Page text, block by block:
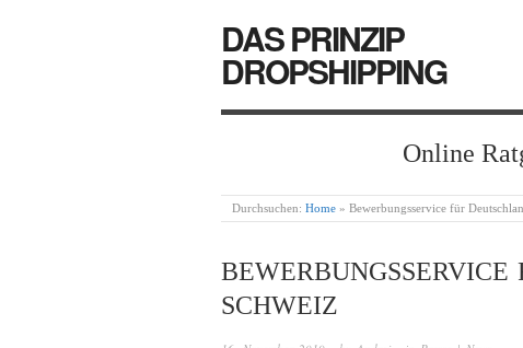
DAS PRINZIP
DROPSHIPPING
Online
Durchsuchen: Home » Bewerbungsservice für
SCHWEIZ